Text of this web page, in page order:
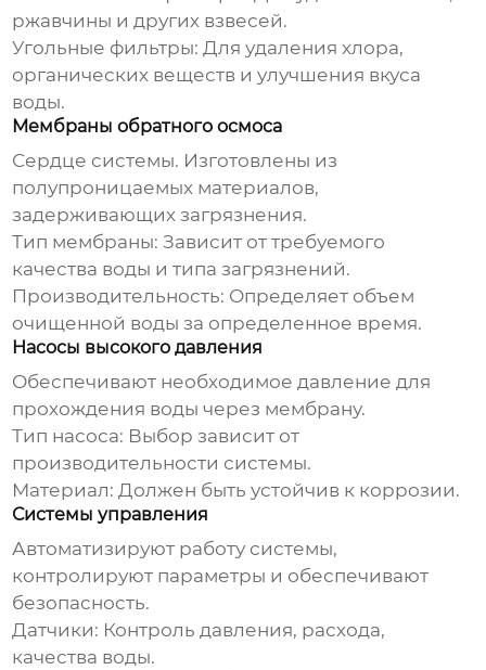
ржавчины и других взвесей.
Угольные фильтры: Для удаления хлора,
органических веществ и улучшения вкуса
воды.
Мембраны обратного осмоса
Сердце системы. Изготовлены из
полупроницаемых материалов,
задерживающих загрязнения.
Тип мембраны: Зависит от требуемого
качества воды и типа загрязнений.
Производительность: Определяет объем
очищенной воды за определенное время.
Насосы высокого давления
Обеспечивают необходимое давление для
прохождения воды через мембрану.
Тип насоса: Выбор зависит от
производительности системы.
Материал: Должен быть устойчив к коррозии.
Системы управления
Автоматизируют работу системы,
контролируют параметры и обеспечивают
безопасность.
Датчики: Контроль давления, расхода,
качества воды.